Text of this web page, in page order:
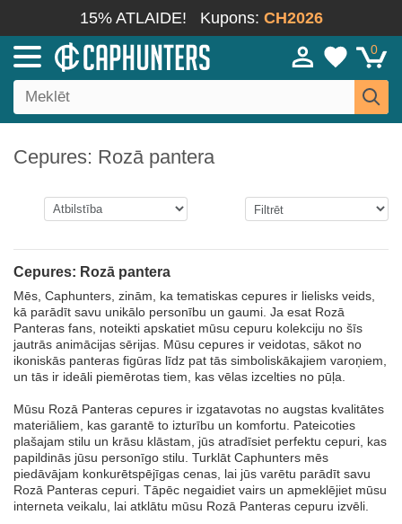
15% ATLAIDE! Kupons: CH2026
0
Cepures: Rozā pantera
Cepures: Rozā pantera
Mēs, Caphunters, zinām, ka tematiskas cepures ir lielisks veids,
kā parādīt savu unikālo personību un gaumi. Ja esat Rozā
Panteras fans, noteikti apskatiet mūsu cepuru kolekciju no šīs
jautrās animācijas sērijas. Mūsu cepures ir veidotas, sākot no
ikoniskās panteras figūras līdz pat tās simboliskākajiem varoņiem,
un tās ir ideāli piemērotas tiem, kas vēlas izcelties no pūļa.
Mūsu Rozā Panteras cepures ir izgatavotas no augstas kvalitātes
materiāliem, kas garantē to izturību un komfortu. Pateicoties
plašajam stilu un krāsu klāstam, jūs atradīsiet perfektu cepuri, kas
papildinās jūsu personīgo stilu. Turklāt Caphunters mēs
piedāvājam konkurētspējīgas cenas, lai jūs varētu parādīt savu
Rozā Panteras cepuri. Tāpēc negaidiet vairs un apmeklējiet mūsu
interneta veikalu, lai atklātu mūsu Rozā Panteras cepuru izvēli.